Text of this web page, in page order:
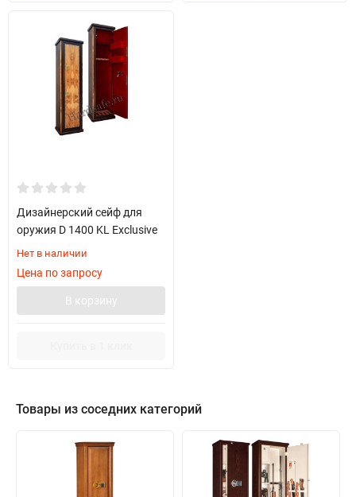
Дизайнерский сейф для
оружия D 1400 KL Exclusive
Нет в наличии
Цена по запросу
В корзину
Товары из соседних категорий